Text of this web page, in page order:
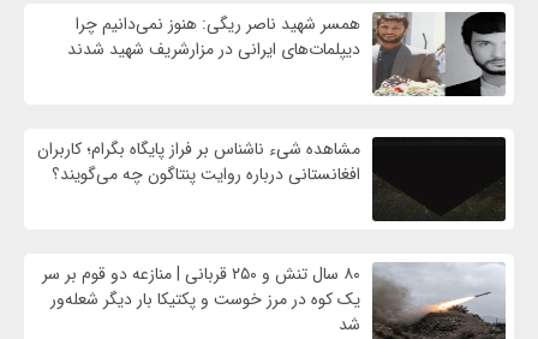
همسر شهید ناصر ریگی: هنوز نمی‌دانیم چرا
دیپلمات‌های ایرانی در مزارشریف شهید شدند
مشاهده شیء ناشناس بر فراز پایگاه بگرام؛ کاربران
افغانستانی درباره روایت پنتاگون چه می‌گویند؟
۸۰ سال تنش و ۲۵۰ قربانی | منازعه دو قوم بر سر
یک کوه در مرز خوست و پکتیکا بار دیگر شعله‌ور
شد